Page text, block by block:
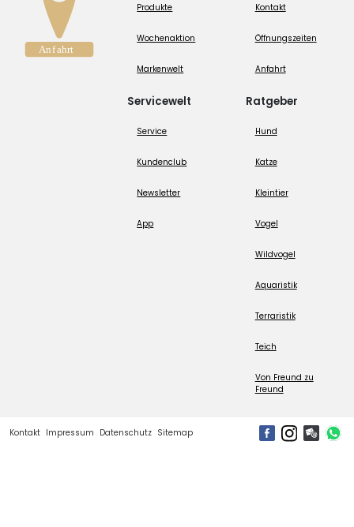
Produkte
Wochenaktion
Markenwelt
Servicewelt
Service
Kundenclub
Newsletter
App
Kontakt
Öffnungszeiten
Anfahrt
Ratgeber
Hund
Katze
Kleintier
Vogel
Wildvogel
Aquaristik
Terraristik
Teich
Von Freund zu
Freund
Kontakt Impressum Datenschutz Sitemap